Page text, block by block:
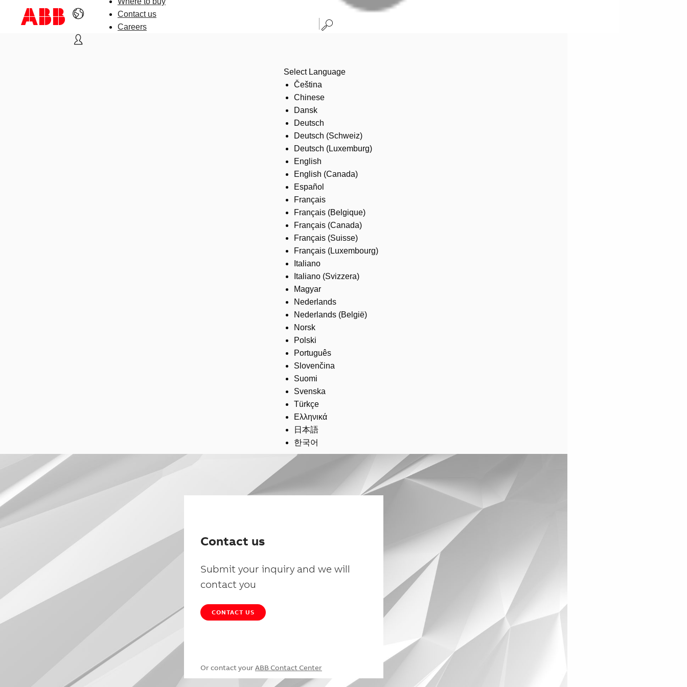
Contact us
Careers
Select Language
Čeština
Chinese
Dansk
Deutsch
Deutsch (Schweiz)
Deutsch (Luxemburg)
English
English (Canada)
Español
Français
Français (Belgique)
Français (Canada)
Français (Suisse)
Français (Luxembourg)
Italiano
Italiano (Svizzera)
Magyar
Nederlands
Nederlands (België)
Norsk
Polski
Português
Slovenčina
Suomi
Svenska
Türkçe
Ελληνικά
日本語
한국어
Contact us
Submit your inquiry and we will
contact you
CONTACT US
Or contact your ABB Contact Center